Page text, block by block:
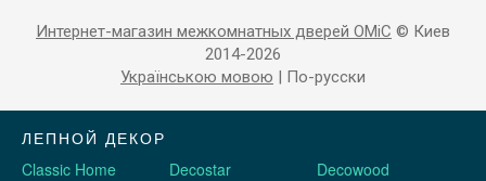
Интернет-магазин межкомнатных дверей OMiC © Киев
2014-2026
Українською мовою
По-русски
ЛЕПНОЙ ДЕКОР
Classic Home
Decostar
Decowood